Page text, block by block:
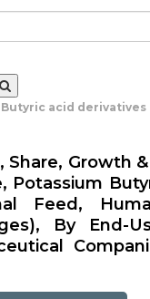
Butyric acid derivatives
Growth
Potassium
Feed,
By End-